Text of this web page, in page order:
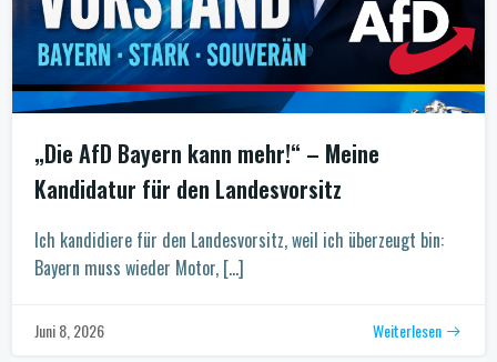
„Die AfD Bayern kann mehr!“ – Meine
Kandidatur für den Landesvorsitz
Ich kandidiere für den Landesvorsitz, weil ich überzeugt bin:
Bayern muss wieder Motor, […]
Juni 8, 2026 Weiterlesen